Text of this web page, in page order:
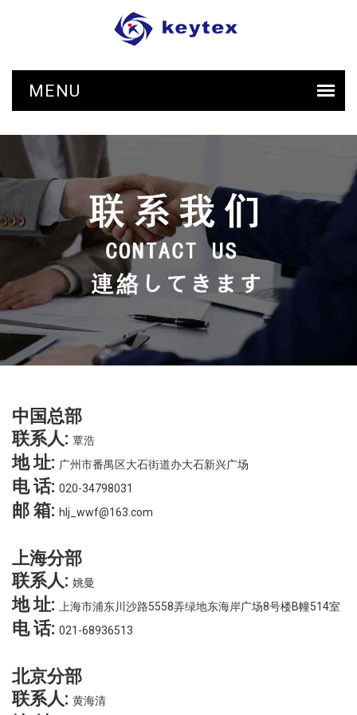
中国总部
联系人: 覃浩
地 址: 广州市番禺区大石街道办大石新兴广场
电 话: 020-34798031
邮 箱: hlj_wwf@163.com
上海分部
联系人: 姚曼
地 址: 上海市浦东川沙路5558弄绿地东海岸广场8号楼B幢514室
电 话: 021-68936513
北京分部
联系人: 黄海清